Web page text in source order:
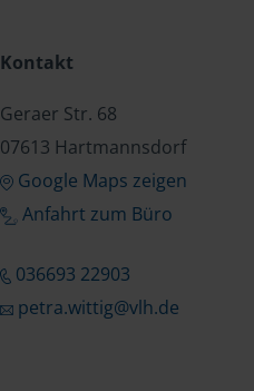
Kontakt
Geraer Str. 68
07613 Hartmannsdorf
Google Maps zeigen
Anfahrt zum Büro
036693 22903
petra.wittig@vlh.de